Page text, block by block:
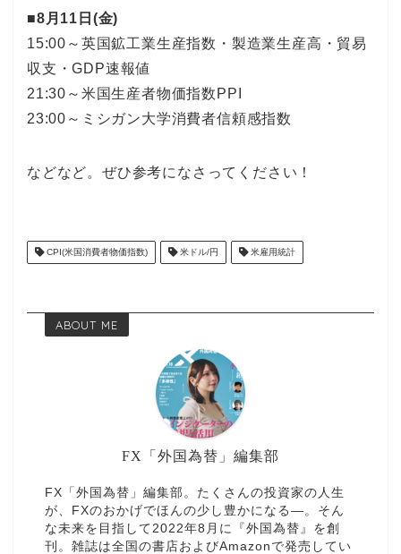
■8月11日(金)
15:00～英国鉱工業生産指数・製造業生産高・貿易
収支・GDP速報値
21:30～米国生産者物価指数PPI
23:00～ミシガン大学消費者信頼感指数
などなど。ぜひ参考になさってください！
CPI(米国消費者物価指数) 米ドル/円 米雇用統計
ABOUT ME
FX「外国為替」編集部
FX「外国為替」編集部。たくさんの投資家の人生
が、FXのおかげでほんの少し豊かになる—。そん
な未来を目指して2022年8月に『外国為替』を創
刊。雑誌は全国の書店およびAmazonで発売してい